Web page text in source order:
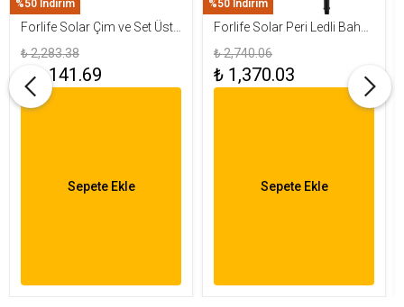
%50 İndirim
Forlife Solar Çim ve Set Üstü
Armatür 15W FL-3283
₺ 2,283.38
₺ 1,141.69
Sepete Ekle
%50 İndirim
Forlife Solar Peri Ledli Bahçe
Aydınlatma Armatürü FL-
3284
₺ 2,740.06
₺ 1,370.03
Sepete Ekle